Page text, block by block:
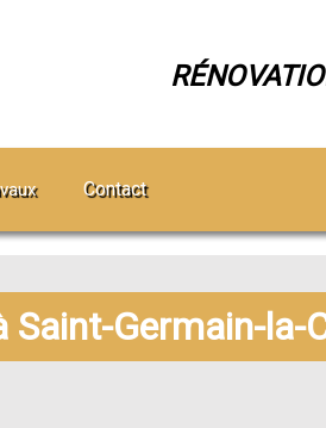
Contact
Saint-Germain-la-